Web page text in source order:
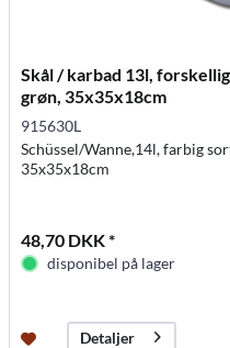
Skål / karbad 13l,
grøn, 35x35x18cm
915630L
Schüssel/Wanne,14l, farbig
35x35x18cm
48,70 DKK *
disponibel på lager
Detaljer